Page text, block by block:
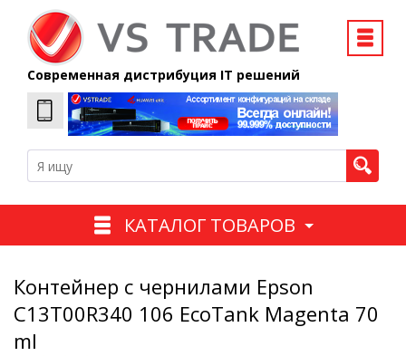
Современная дистрибуция IT решений
КАТАЛОГ ТОВАРОВ
Контейнер с чернилами Epson
C13T00R340 106 EcoTank Magenta 70
ml